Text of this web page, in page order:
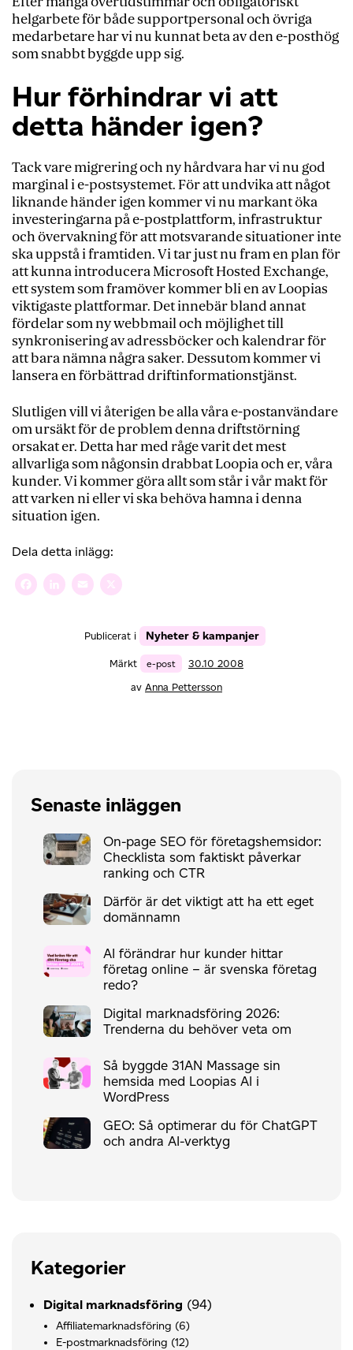
helgarbete för både supportpersonal och övriga
medarbetare har vi nu kunnat beta av den e-posthög
som snabbt byggde upp sig.
Hur förhindrar vi att
detta händer igen?
Tack vare migrering och ny hårdvara har vi nu god
marginal i e-postsystemet. För att undvika att något
liknande händer igen kommer vi nu markant öka
investeringarna på e-postplattform, infrastruktur
och övervakning för att motsvarande situationer inte
ska uppstå i framtiden. Vi tar just nu fram en plan för
att kunna introducera Microsoft Hosted Exchange,
ett system som framöver kommer bli en av Loopias
viktigaste plattformar. Det innebär bland annat
fördelar som ny webbmail och möjlighet till
synkronisering av adressböcker och kalendrar för
att bara nämna några saker. Dessutom kommer vi
lansera en förbättrad driftinformationstjänst.
Slutligen vill vi återigen be alla våra e-postanvändare
om ursäkt för de problem denna driftstörning
orsakat er. Detta har med råge varit det mest
allvarliga som någonsin drabbat Loopia och er, våra
kunder. Vi kommer göra allt som står i vår makt för
att varken ni eller vi ska behöva hamna i denna
situation igen.
Dela detta inlägg:
Facebook
LinkedIn
Email
Publicerat i Nyheter & kampanjer
Märkt e-post
30.10 2008
av Anna Pettersson
Senaste inläggen
On-page SEO för företagshemsidor:
Checklista som faktiskt påverkar
ranking och CTR
Därför är det viktigt att ha ett eget
domännamn
AI förändrar hur kunder hittar
företag online – är svenska företag
redo?
Digital marknadsföring 2026:
Trenderna du behöver veta om
Så byggde 31AN Massage sin
hemsida med Loopias AI i
WordPress
GEO: Så optimerar du för ChatGPT
och andra AI-verktyg
Kategorier
Digital marknadsföring (94)
Affiliatemarknadsföring (6)
E-postmarknadsföring (12)